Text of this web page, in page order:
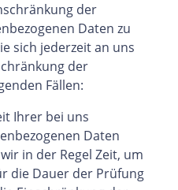
der
Daten zu
sich jederzeit an uns
der
Fällen:
Ihrer bei uns
Daten
in der Regel Zeit, um
die Dauer der Prüfung